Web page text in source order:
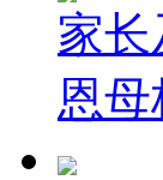
家
恩